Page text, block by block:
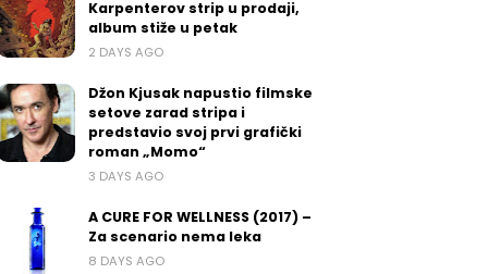
Karpenterov strip u prodaji,
album stiže u petak
2 DAYS AGO
Džon Kjusak napustio filmske
setove zarad stripa i
predstavio svoj prvi grafički
roman „Momo“
3 DAYS AGO
A CURE FOR WELLNESS (2017) –
Za scenario nema leka
8 DAYS AGO